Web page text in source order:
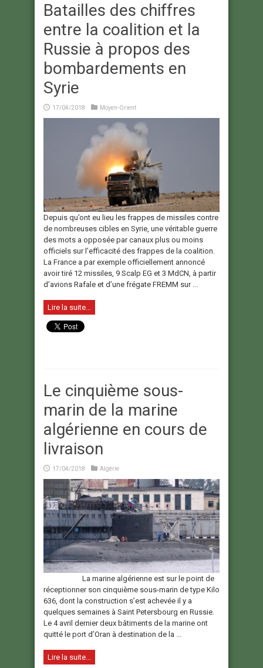
Batailles des chiffres
entre la coalition et la
Russie à propos des
bombardements en
Syrie
17/04/2018 Moyen-Orient
Depuis qu’ont eu lieu les frappes de missiles contre
de nombreuses cibles en Syrie, une véritable guerre
des mots a opposée par canaux plus ou moins
officiels sur l’efficacité des frappes de la coalition.
La France a par exemple officiellement annoncé
avoir tiré 12 missiles, 9 Scalp EG et 3 MdCN, à partir
d’avions Rafale et d’une frégate FREMM sur ...
Lire la suite...
Le cinquième sous-
marin de la marine
algérienne en cours de
livraison
17/04/2018 Algérie
La marine algérienne est sur le point de
réceptionner son cinquième sous-marin de type Kilo
636, dont la construction s’est achevée il y a
quelques semaines à Saint Petersbourg en Russie.
Le 4 avril dernier deux bâtiments de la marine ont
quitté le port d’Oran à destination de la ...
Lire la suite...